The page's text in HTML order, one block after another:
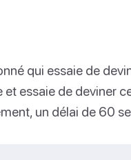
qui essaie de
essaie de deviner
un délai de 60